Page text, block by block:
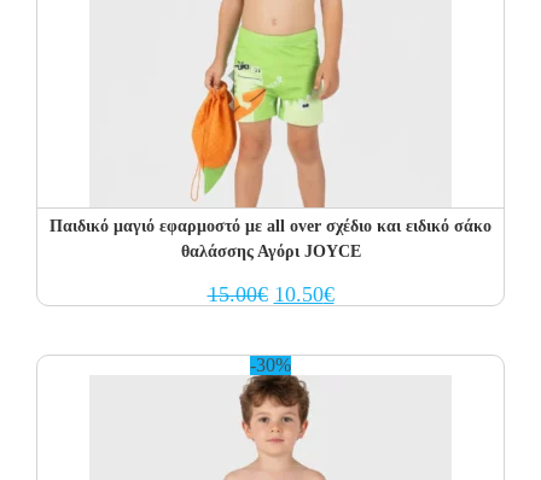
Παιδικό μαγιό εφαρμοστό με all over σχέδιο και ειδικό σάκο
θαλάσσης Αγόρι JOYCE
15.00€ Original
price
10.50€Current
price
-30%